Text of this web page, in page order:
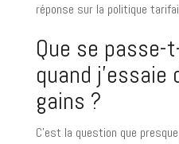
réponse sur la politique
Que se
quand
gains ?
C’est la question que